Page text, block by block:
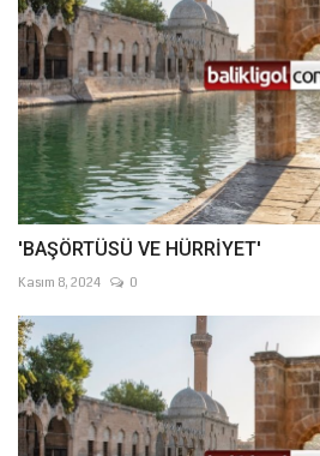
'BAŞÖRTÜSÜ VE HÜRRİYET'
Kasım 8, 2024 0